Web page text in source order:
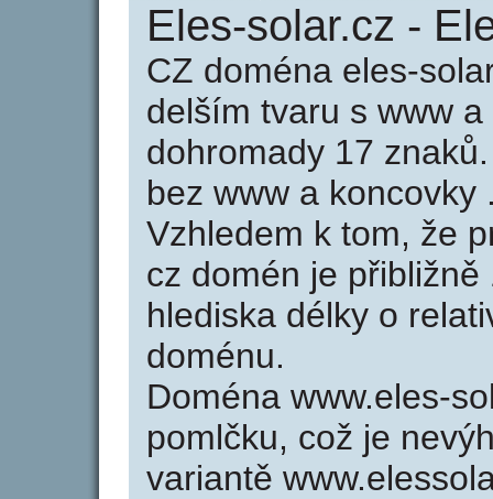
Eles-solar.cz -
CZ doména eles-
delším tvaru s www
dohromady 17
bez www a
Vzhledem k tom, že
cz domén je
hlediska délky o
doménu.
Doména www.eles-
pomlčku, což je
variantě